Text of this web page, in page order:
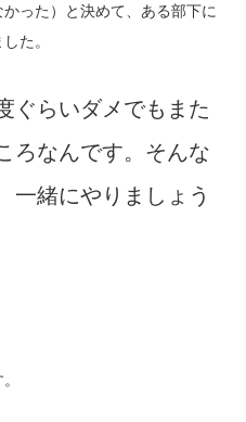
った）と決めて、ある部下に
た。
ぐらいダメでもまた
ろなんです。そんな
一緒にやりましょう